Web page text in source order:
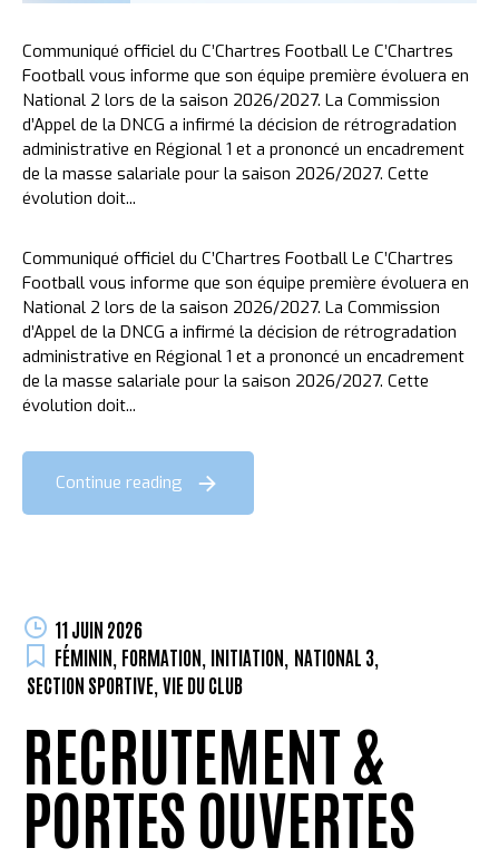
Communiqué officiel du C’Chartres Football Le C’Chartres
Football vous informe que son équipe première évoluera en
National 2 lors de la saison 2026/2027. La Commission
d’Appel de la DNCG a infirmé la décision de rétrogradation
administrative en Régional 1 et a prononcé un encadrement
de la masse salariale pour la saison 2026/2027. Cette
évolution doit...
Communiqué officiel du C’Chartres Football Le C’Chartres
Football vous informe que son équipe première évoluera en
National 2 lors de la saison 2026/2027. La Commission
d’Appel de la DNCG a infirmé la décision de rétrogradation
administrative en Régional 1 et a prononcé un encadrement
de la masse salariale pour la saison 2026/2027. Cette
évolution doit...
Continue reading
11 JUIN 2026
FÉMININ FORMATION INITIATION NATIONAL 3,
SECTION SPORTIVE VIE DU CLUB
RECRUTEMENT &
PORTES OUVERTES